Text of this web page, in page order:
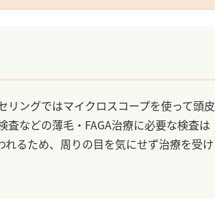
リングではマイクロスコープを使って頭皮
などの薄毛・FAGA治療に必要な検査は
るため、周りの目を気にせず治療を受け